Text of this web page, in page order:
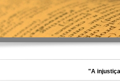
"A injustiça